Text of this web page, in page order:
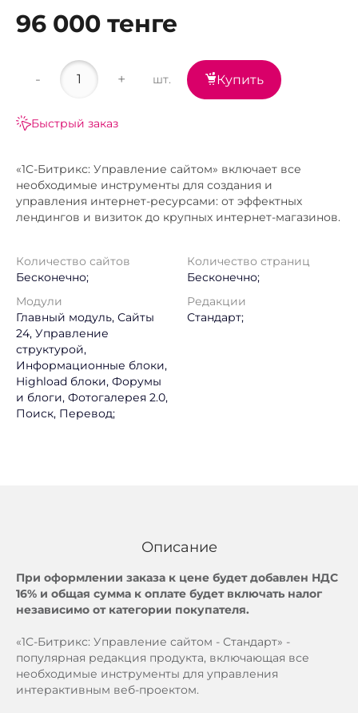
96 000 тенге
- + шт. Купить
Быстрый заказ
«1С-Битрикс: Управление сайтом» включает все
необходимые инструменты для создания и
управления интернет-ресурсами: от эффектных
лендингов и визиток до крупных интернет-магазинов.
Количество сайтов
Бесконечно;
Количество страниц
Бесконечно;
Модули
Главный модуль, Сайты
24, Управление
структурой,
Информационные блоки,
Highload блоки, Форумы
и блоги, Фотогалерея 2.0,
Поиск, Перевод;
Редакции
Стандарт;
Описание
При оформлении заказа к цене будет добавлен НДС
16% и общая сумма к оплате будет включать налог
независимо от категории покупателя.
«1С-Битрикс: Управление сайтом - Стандарт» -
популярная редакция продукта, включающая все
необходимые инструменты для управления
интерактивным веб-проектом.